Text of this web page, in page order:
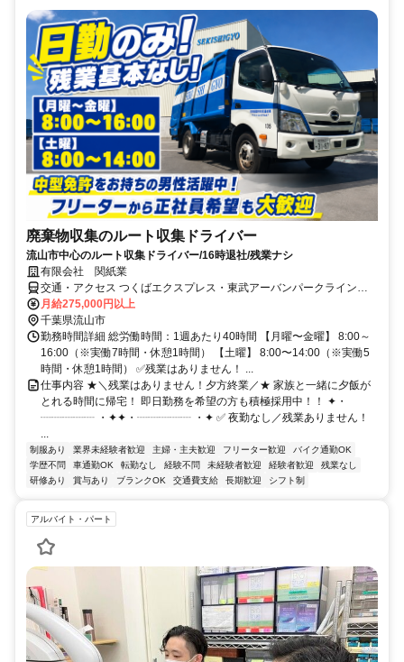
廃棄物収集のルート収集ドライバー
流山市中心のルート収集ドライバー/16時退社/残業ナシ
有限会社 関紙業
交通・アクセス つくばエクスプレス・東武アーバンパークライン、
流山おおたかの森駅から徒歩12分
月給275,000円以上
千葉県流山市
勤務時間詳細 総労働時間：1週あたり40時間 【月曜〜金曜】 8:00～
16:00（※実働7時間・休憩1時間） 【土曜】 8:00〜14:00（※実働5
時間・休憩1時間） ✅残業はありません！ ...
仕事内容 ★＼残業はありません！夕方終業／★ 家族と一緒に夕飯が
とれる時間に帰宅！ 即日勤務を希望の方も積極採用中！！ ✦・
┈┈┈┈┈ ・✦✦・┈┈┈┈┈ ・✦ ✅ 夜勤なし／残業ありません！
...
制服あり 業界未経験者歓迎 主婦・主夫歓迎 フリーター歓迎
バイク通勤OK
学歴不問
車通勤OK 転勤なし 経験不問 未経験者歓迎 経験者歓迎
残業なし
研修あり
賞与あり ブランクOK 交通費支給 長期歓迎 シフト制
アルバイト・パート